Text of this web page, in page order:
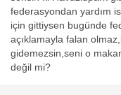
federasyondan yardım
için gittiysen bugünde
açıklamayla falan
gidemezsin,seni o
değil mi?